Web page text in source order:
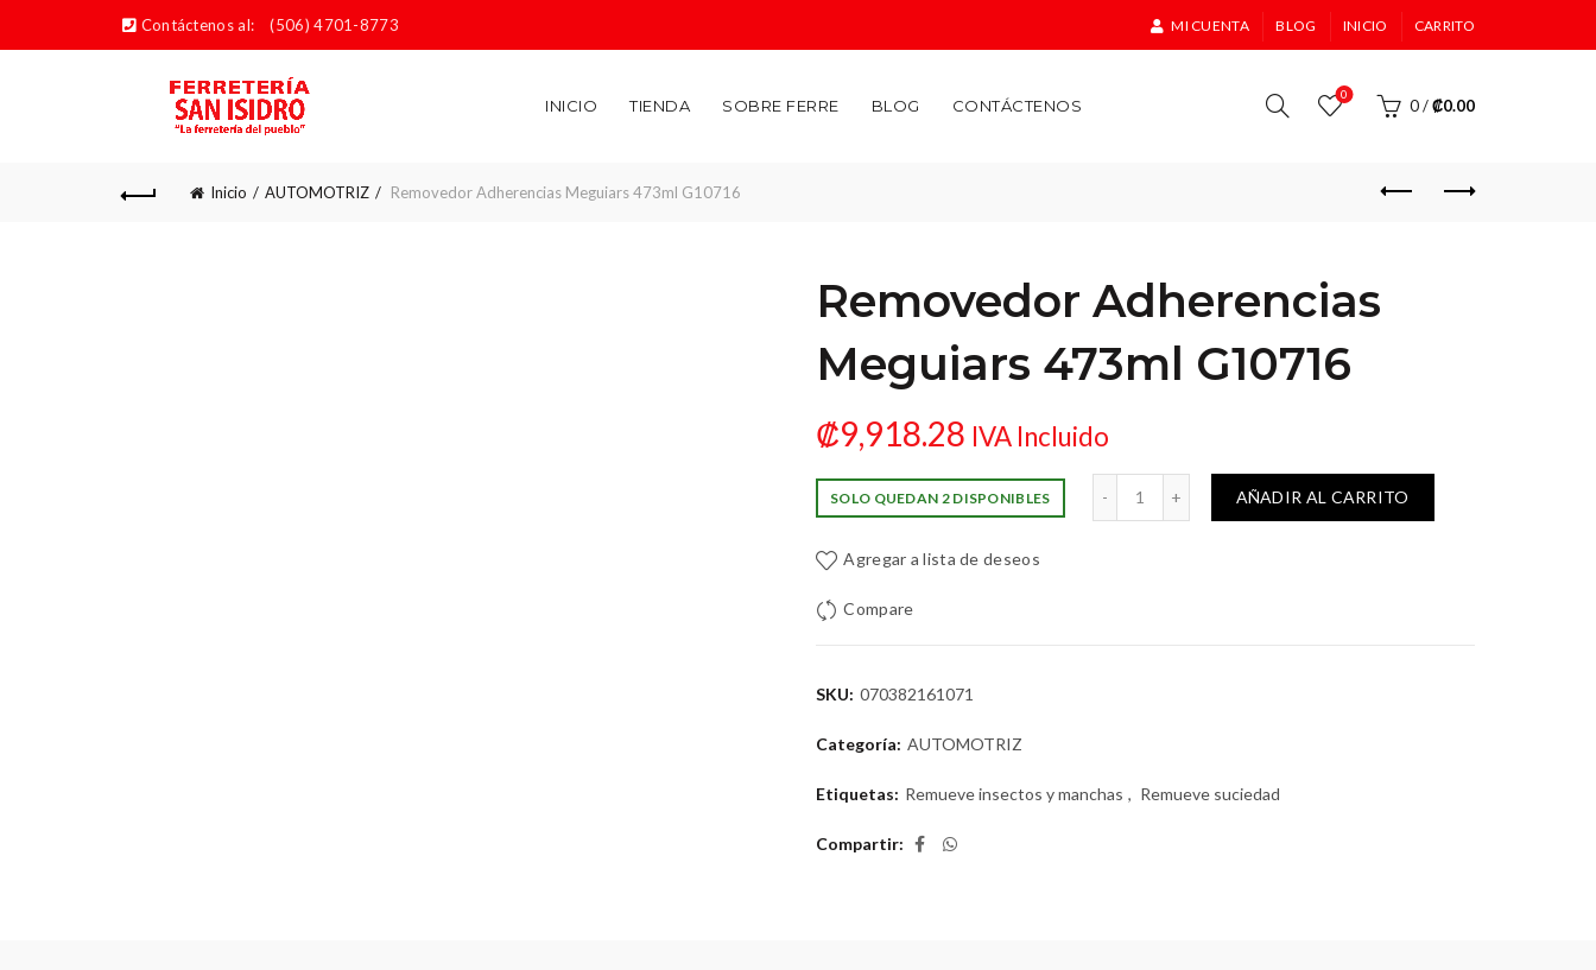
Contáctenos al: (506) 4701-8773 MI CUENTA BLOG INICIO CARRITO
INICIO TIENDA SOBRE FERRE BLOG CONTÁCTENOS
0
0/₡0.00
Inicio AUTOMOTRIZ Removedor Adherencias Meguiars 473ml G10716
Removedor Adherencias
Meguiars 473ml G10716
₡9,918.28 IVA Incluido
SOLO QUEDAN 2 DISPONIBLES
Removedor Adherencias Meguiars 473ml G10716 cantidad
AÑADIR AL CARRITO
Agregar a lista de deseos
Compare
SKU: 070382161071
Categoría: AUTOMOTRIZ
Etiquetas: Remueve insectos y manchas , Remueve suciedad
Compartir